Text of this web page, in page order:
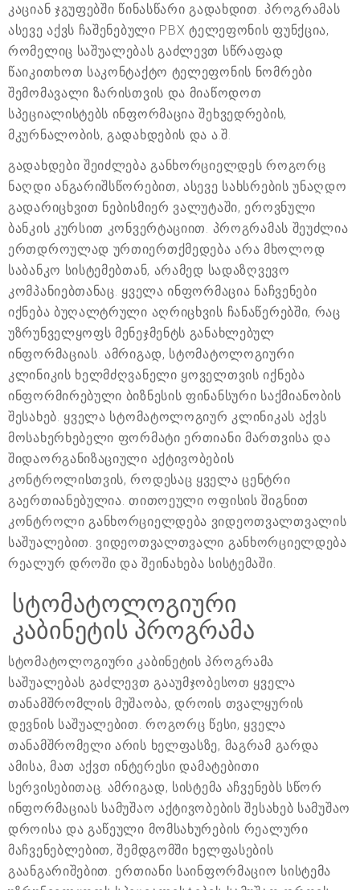
კაციან ჯგუფებში წინასწარი გადახდით. პროგრამას
ასევე აქვს ჩაშენებული PBX ტელეფონის ფუნქცია,
რომელიც საშუალებას გაძლევთ სწრაფად
წაიკითხოთ საკონტაქტო ტელეფონის ნომრები
შემომავალი ზარისთვის და მიაწოდოთ
სპეციალისტებს ინფორმაცია შეხვედრების,
მკურნალობის, გადახდების და ა.შ.
გადახდები შეიძლება განხორციელდეს როგორც
ნაღდი ანგარიშსწორებით, ასევე სახსრების უნაღდო
გადარიცხვით ნებისმიერ ვალუტაში, ეროვნული
ბანკის კურსით კონვერტაციით. პროგრამას შეუძლია
ერთდროულად ურთიერთქმედება არა მხოლოდ
საბანკო სისტემებთან, არამედ სადაზღვევო
კომპანიებთანაც. ყველა ინფორმაცია ნაჩვენები
იქნება ბუღალტრული აღრიცხვის ჩანაწერებში, რაც
უზრუნველყოფს მენეჯმენტს განახლებულ
ინფორმაციას. ამრიგად, სტომატოლოგიური
კლინიკის ხელმძღვანელი ყოველთვის იქნება
ინფორმირებული ბიზნესის ფინანსური საქმიანობის
შესახებ. ყველა სტომატოლოგიურ კლინიკას აქვს
მოსახერხებელი ფორმატი ერთიანი მართვისა და
შიდაორგანიზაციული აქტივობების
კონტროლისთვის, როდესაც ყველა ცენტრი
გაერთიანებულია. თითოეული ოფისის შიგნით
კონტროლი განხორციელდება ვიდეოთვალთვალის
საშუალებით. ვიდეოთვალთვალი განხორციელდება
რეალურ დროში და შეინახება სისტემაში.
სტომატოლოგიური
კაბინეტის პროგრამა
სტომატოლოგიური კაბინეტის პროგრამა
საშუალებას გაძლევთ გააუმჯობესოთ ყველა
თანამშრომლის მუშაობა, დროის თვალყურის
დევნის საშუალებით. როგორც წესი, ყველა
თანამშრომელი არის ხელფასზე, მაგრამ გარდა
ამისა, მათ აქვთ ინტერესი დამატებითი
სერვისებითაც. ამრიგად, სისტემა აჩვენებს სწორ
ინფორმაციას სამუშაო აქტივობების შესახებ სამუშაო
დროისა და გაწეული მომსახურების რეალური
მაჩვენებლებით, შემდგომში ხელფასების
გაანგარიშებით. ერთიანი საინფორმაციო სისტემა